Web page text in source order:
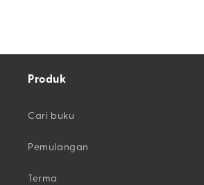
Produk
Cari buku
Pemulangan
Terma